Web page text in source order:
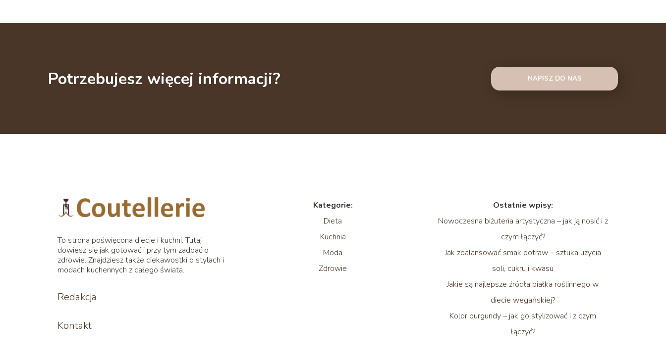
Potrzebujesz więcej informacji? NAPISZ DO NAS
To strona poświęcona diecie i kuchni. Tutaj
dowiesz się jak gotować i przy tym zadbać o
zdrowie. Znajdziesz także ciekawostki o stylach i
modach kuchennych z całego świata.
Redakcja
Kontakt
Kategorie:
Dieta
Kuchnia
Moda
Zdrowie
Ostatnie wpisy:
Nowoczesna biżuteria artystyczna – jak ją nosić i z
czym łączyć?
Jak zbalansować smak potraw – sztuka użycia
soli, cukru i kwasu
Jakie są najlepsze źródła białka roślinnego w
diecie wegańskiej?
Kolor burgundy – jak go stylizować i z czym
łączyć?